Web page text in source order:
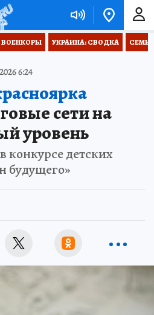
ВОЕНКОРЫ УКРАИНА: СВОДКА
6:24
сети на
уровень
конкурсе детских
будущего»